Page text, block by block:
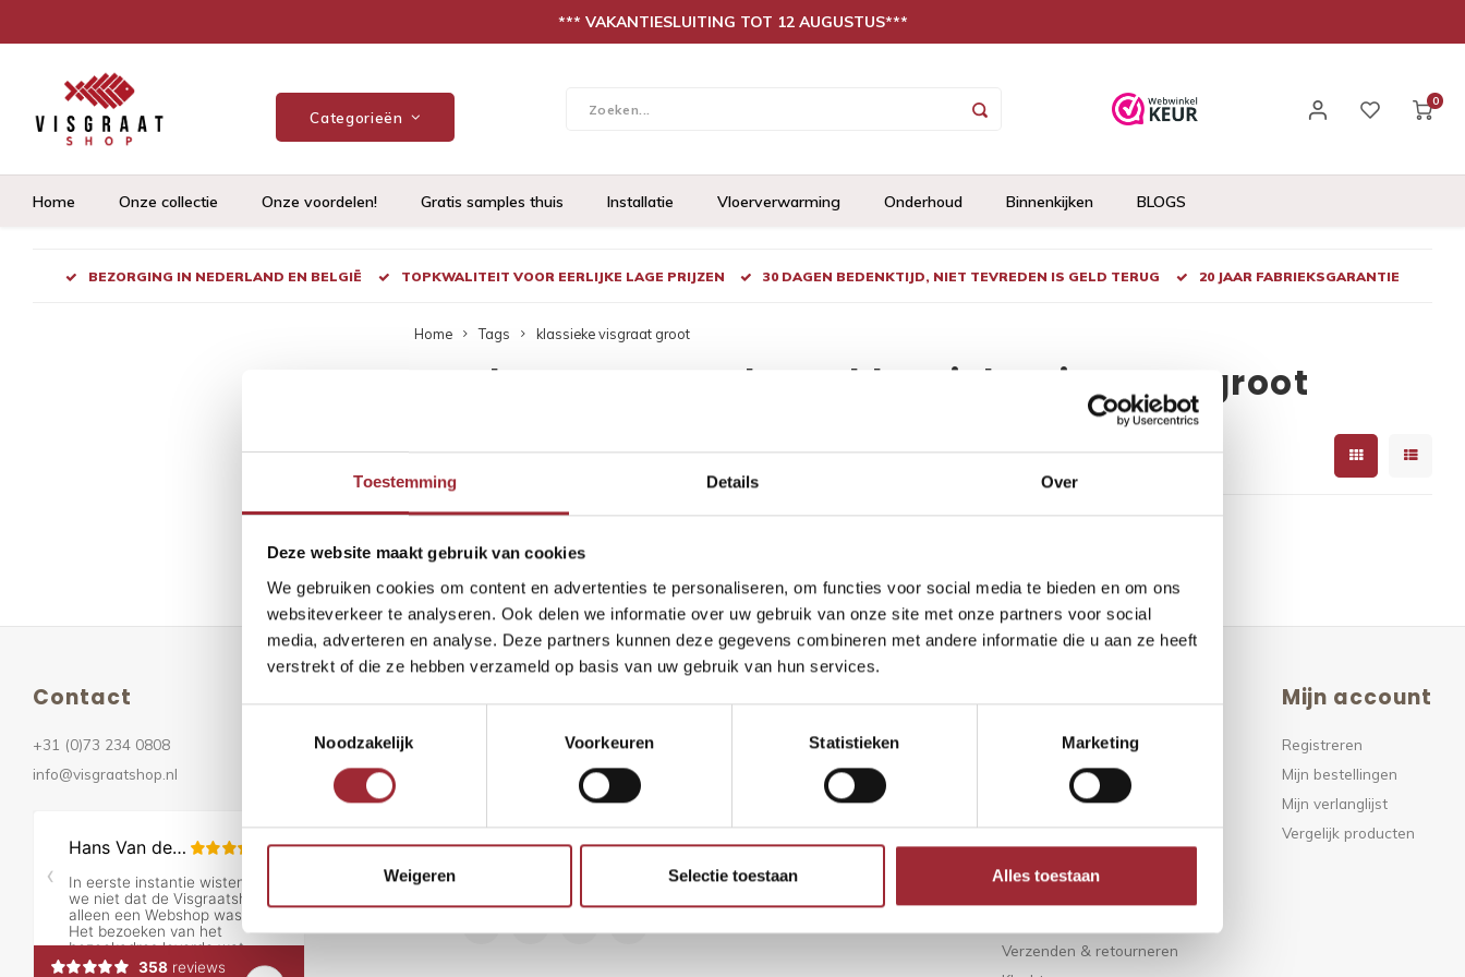
Toestemming Details Over
Deze website maakt gebruik van cookies
We gebruiken cookies om content en advertenties te personaliseren, om functies voor social media te bieden en om ons
websiteverkeer te analyseren. Ook delen we informatie over uw gebruik van onze site met onze partners voor social
media, adverteren en analyse. Deze partners kunnen deze gegevens combineren met andere informatie die u aan ze heeft
verstrekt of die ze hebben verzameld op basis van uw gebruik van hun services.
Noodzakelijk
Voorkeuren Statistieken Marketing
Weigeren Selectie toestaan Alles toestaan
*** VAKANTIESLUITING TOT 12 AUGUSTUS***
Categorieën
0
Home Onze collectie Onze voordelen! Gratis samples thuis Installatie Vloerverwarming Onderhoud Binnenkijken BLOGS
BEZORGING IN NEDERLAND EN BELGIË TOPKWALITEIT VOOR EERLIJKE LAGE PRIJZEN 30 DAGEN BEDENKTIJD, NIET TEVREDEN IS GELD TERUG 20 JAAR FABRIEKSGARANTIE
Home Tags klassieke visgraat groot
Producten getagd met klassieke visgraat groot
Meest bekeken
Geen producten gevonden!...
Contact
+31 (0)73 234 0808
info@visgraatshop.nl
Nieuwsbrief
Ontvang de laatste updates, nieuws en aanbiedingen via email
Abonneer
Klantenservice
Klantenservice
Algemene voorwaarden
Verzenden & retourneren
Mijn account
Registreren
Mijn bestellingen
Mijn verlanglijst
Vergelijk producten